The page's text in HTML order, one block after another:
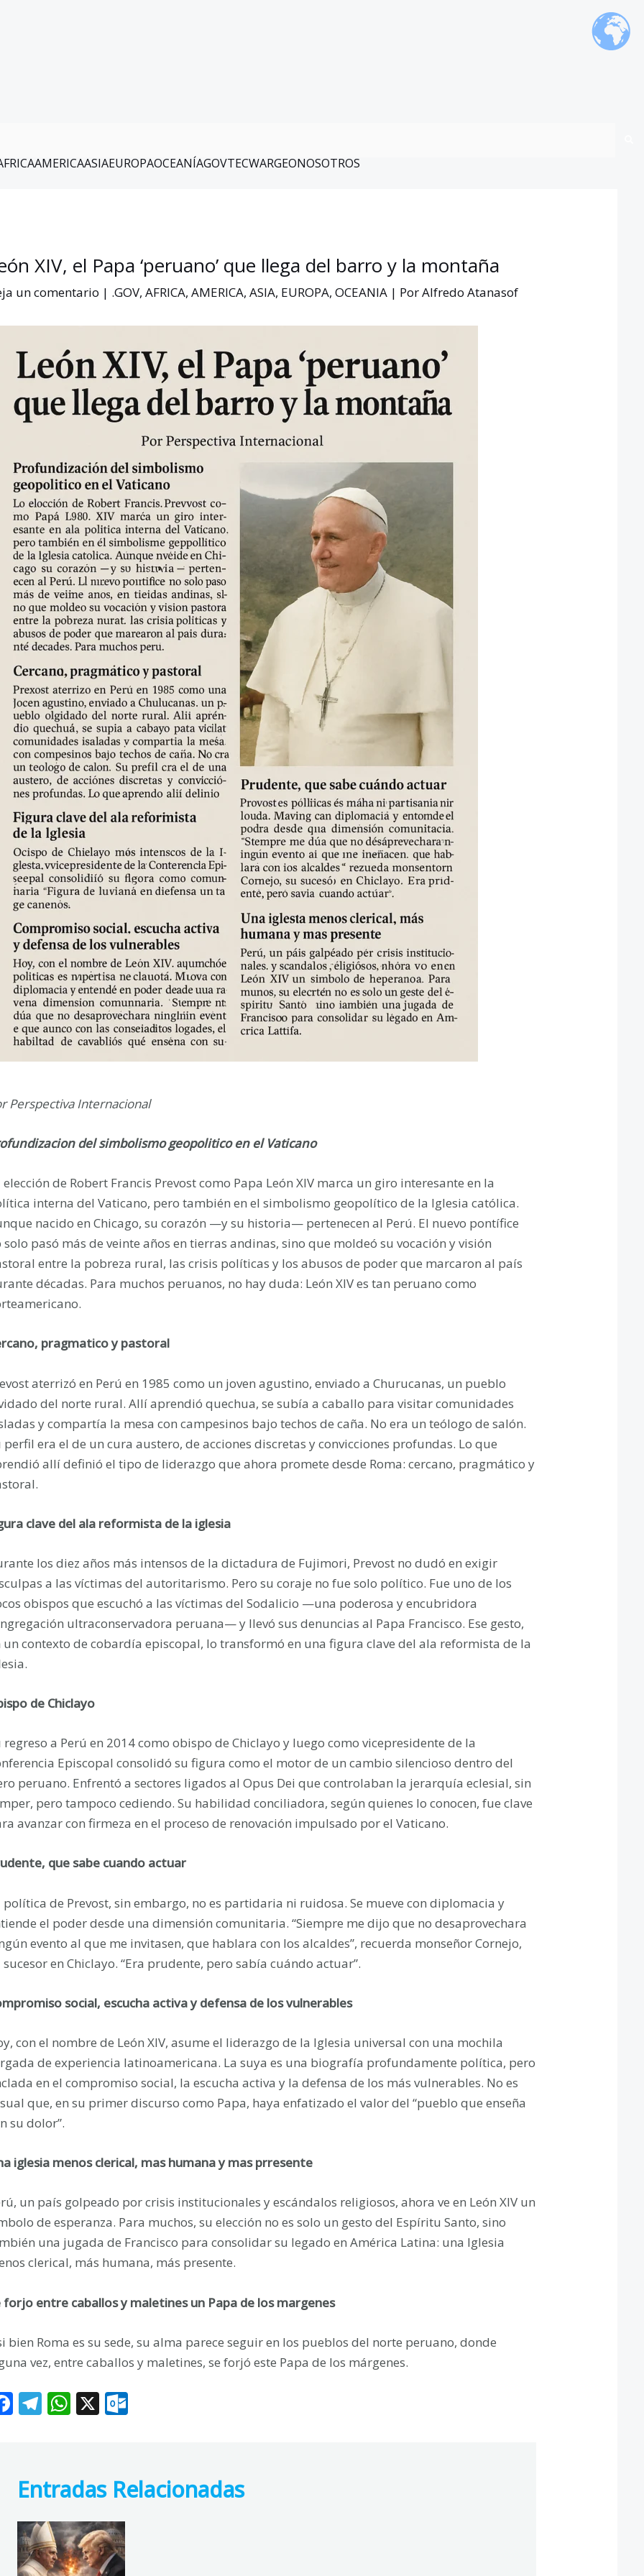
AMERICAASIAEUROPAOCEANÍAGOVTECWARGEONOSOTROS
XIV, el Papa ‘peruano’ que llega del barro y la montaña
un comentario | .GOV, AFRICA, AMERICA, ASIA, EUROPA, OCEANIA| PorAlfredo Atanasof
Perspectiva Internacional
del simbolismo geopolitico en el Vaticano
elección de Robert Francis Prevost como Papa León XIV marca un giro interesante en la
interna del Vaticano, pero también en el simbolismo geopolítico de la Iglesia católica.
nacido en Chicago, su corazón —y su historia— pertenecen al Perú. El nuevo pontífice
solo pasó más de veinte años en tierras andinas, sino que moldeó su vocación y visión
entre la pobreza rural, las crisis políticas y los abusos de poder que marcaron al país
décadas. Para muchos peruanos, no hay duda: León XIV es tan peruano como
pragmatico y pastoral
aterrizó en Perú en 1985 como un joven agustino, enviado a Churucanas, un pueblo
del norte rural. Allí aprendió quechua, se subía a caballo para visitar comunidades
y compartía la mesa con campesinos bajo techos de caña. No era un teólogo de salón.
perfil era el de un cura austero, de acciones discretas y convicciones profundas. Lo que
allí definió el tipo de liderazgo que ahora promete desde Roma: cercano, pragmático y
clave del ala reformista de la iglesia
los diez años más intensos de la dictadura de Fujimori, Prevost no dudó en exigir
a las víctimas del autoritarismo. Pero su coraje no fue solo político. Fue uno de los
obispos que escuchó a las víctimas del Sodalicio —una poderosa y encubridora
ultraconservadora peruana— y llevó sus denuncias al Papa Francisco. Ese gesto,
un contexto de cobardía episcopal, lo transformó en una figura clave del ala reformista de la
de Chiclayo
regreso a Perú en 2014 como obispo de Chiclayo y luego como vicepresidente de la
Episcopal consolidó su figura como el motor de un cambio silencioso dentro del
peruano. Enfrentó a sectores ligados al Opus Dei que controlaban la jerarquía eclesial, sin
pero tampoco cediendo. Su habilidad conciliadora, según quienes lo conocen, fue clave
avanzar con firmeza en el proceso de renovación impulsado por el Vaticano.
que sabe cuando actuar
política de Prevost, sin embargo, no es partidaria ni ruidosa. Se mueve con diplomacia y
el poder desde una dimensión comunitaria. “Siempre me dijo que no desaprovechara
evento al que me invitasen, que hablara con los alcaldes”, recuerda monseñor Cornejo,
sucesor en Chiclayo. “Era prudente, pero sabía cuándo actuar”.
social, escucha activa y defensa de los vulnerables
con el nombre de León XIV, asume el liderazgo de la Iglesia universal con una mochila
de experiencia latinoamericana. La suya es una biografía profundamente política, pero
en el compromiso social, la escucha activa y la defensa de los más vulnerables. No es
que, en su primer discurso como Papa, haya enfatizado el valor del “pueblo que enseña
su dolor”.
iglesia menos clerical, mas humana y mas prresente
un país golpeado por crisis institucionales y escándalos religiosos, ahora ve en León XIV un
de esperanza. Para muchos, su elección no es solo un gesto del Espíritu Santo, sino
una jugada de Francisco para consolidar su legado en América Latina: una Iglesia
clerical, más humana, más presente.
forjo entre caballos y maletines un Papa de los margenes
bien Roma es su sede, su alma parece seguir en los pueblos del norte peruano, donde
vez, entre caballos y maletines, se forjó este Papa de los márgenes.
F
b
o
o
k
T
a
m
W
s
A
p
p
X O
o
k.
Entradas Relacionadas